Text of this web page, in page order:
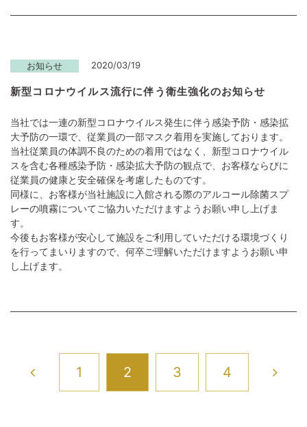
お知らせ 2020/03/19
新型コロナウイルス流行に伴う衛生強化のお知らせ
当社では一連の新型コロナウイルス発生に伴う感染予防・感染拡
大予防の一環で、従業員の一部マスク着用を実施しております。
当社従業員の体調不良のための着用ではなく、新型コロナウイル
スを含む各種感染予防・感染拡大予防の観点で、お客様ならびに
従業員の健康と安全確保を考慮したものです。
同様に、お客様が当社施設に入館される際のアルコール除菌スプ
レーの噴霧についてご協力いただけますようお願い申し上げま
す。
今後もお客様が安心して施設をご利用していただける環境づくり
を行ってまいりますので、何卒ご理解いただけますようお願い申
し上げます。
1 2 3 4